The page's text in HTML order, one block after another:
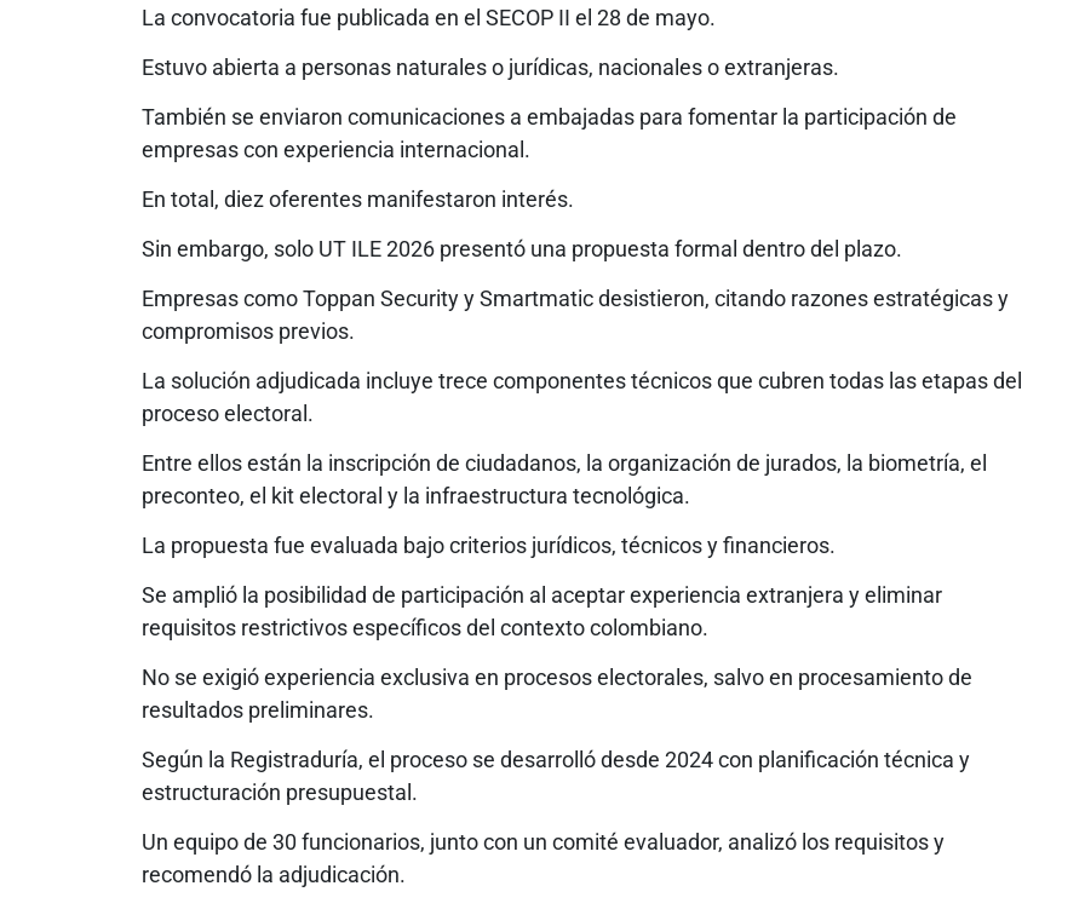
La convocatoria fue publicada en el SECOP II el 28 de mayo.
Estuvo abierta a personas naturales o jurídicas, nacionales o extranjeras.
También se enviaron comunicaciones a embajadas para fomentar la participación de
empresas con experiencia internacional.
En total, diez oferentes manifestaron interés.
Sin embargo, solo UT ILE 2026 presentó una propuesta formal dentro del plazo.
Empresas como Toppan Security y Smartmatic desistieron, citando razones estratégicas y
compromisos previos.
La solución adjudicada incluye trece componentes técnicos que cubren todas las etapas del
proceso electoral.
Entre ellos están la inscripción de ciudadanos, la organización de jurados, la biometría, el
preconteo, el kit electoral y la infraestructura tecnológica.
La propuesta fue evaluada bajo criterios jurídicos, técnicos y financieros.
Se amplió la posibilidad de participación al aceptar experiencia extranjera y eliminar
requisitos restrictivos específicos del contexto colombiano.
No se exigió experiencia exclusiva en procesos electorales, salvo en procesamiento de
resultados preliminares.
Según la Registraduría, el proceso se desarrolló desde 2024 con planificación técnica y
estructuración presupuestal.
Un equipo de 30 funcionarios, junto con un comité evaluador, analizó los requisitos y
recomendó la adjudicación.